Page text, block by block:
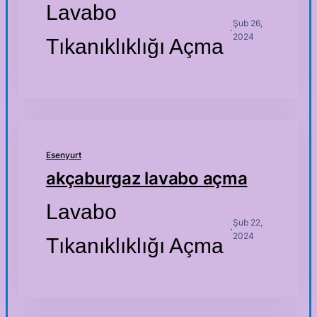
Lavabo
Tıkanıklıklığı Açma
·
Şub 26,
2024
Esenyurt
akçaburgaz lavabo açma
Lavabo
Tıkanıklıklığı Açma
·
Şub 22,
2024